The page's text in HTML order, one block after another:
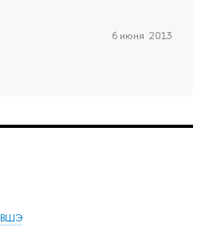
6 июня 2013
ВШЭ